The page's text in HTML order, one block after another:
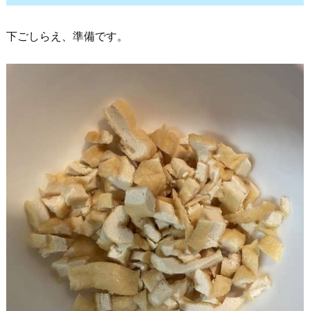
下ごしらえ、準備です。